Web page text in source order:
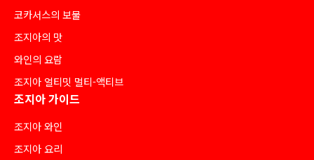
코카서스의 보물
조지아의 맛
와인의 요람
조지아 얼티밋 멀티-액티브
조지아 가이드
조지아 와인
조지아 요리